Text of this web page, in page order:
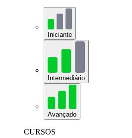
Iniciante
Intermediário
Avançado
CURSOS